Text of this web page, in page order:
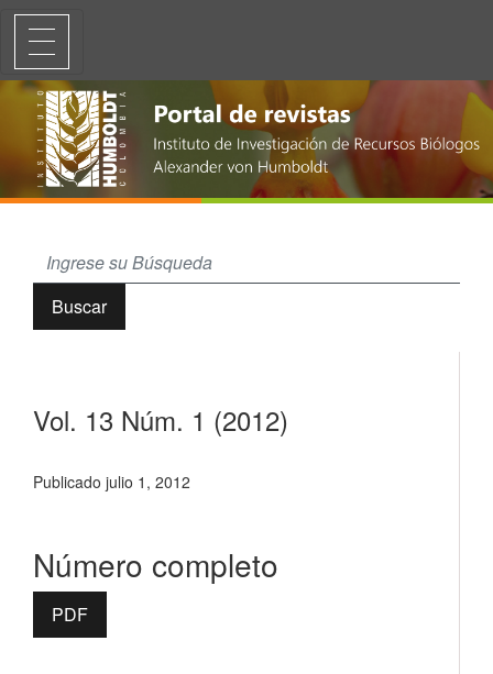
Vol. 13 Núm. 1 (2012)
Buscar
Vol. 13 Núm. 1 (2012)
Publicado julio 1, 2012
Número completo
PDF